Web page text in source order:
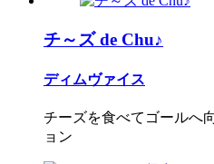
チ～ズ de Chu♪
ディムヴァイス
チーズを食べてゴールへ
ョン